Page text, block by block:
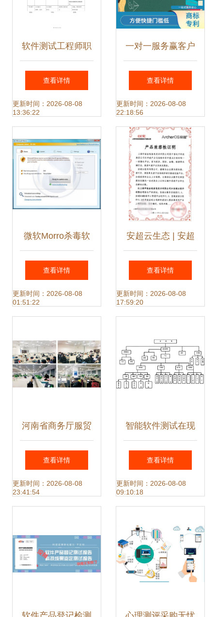
软件测试工程师职
位说明书 专注高质
量软件测试服务
查看详情
更新时间：2026-08-08
13:36:22
一对一服务赢客户
信赖——软件测试
如何打出组合拳
查看详情
更新时间：2026-08-08
22:18:56
微软Morro杀毒软
件截图曝光 免费服
务能否颠覆安全市
查看详情
更新时间：2026-08-08
01:51:22
安超云生态 | 安超
云与华诚金锐完成
产品兼容互认证 携
查看详情
更新时间：2026-08-08
17:59:20
河南省商务厅服贸
处处长王苏一行莅
临云和数据检查指
作
查看详情
更新时间：2026-08-08
23:41:54
智能软件测试在现
代化工厂组织架构
中的关键路径
查看详情
更新时间：2026-08-08
09:10:18